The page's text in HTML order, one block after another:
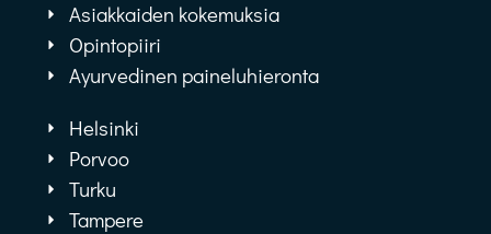
Asiakkaiden kokemuksia
Opintopiiri
Ayurvedinen paineluhieronta
Helsinki
Porvoo
Turku
Tampere